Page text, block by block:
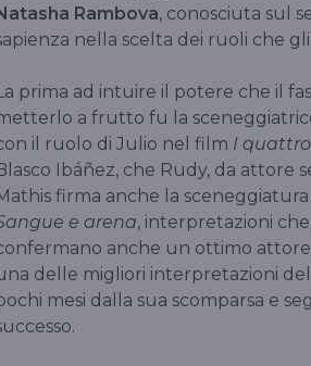
Rambova, conosciuta sul
nella scelta dei ruoli che
prima ad intuire il potere che il
a frutto fu la
il ruolo di Julio nel film I quattro
Ibáñez, che Rudy, da attore
firma anche la
e arena, interpretazioni
anche un ottimo
delle migliori interpretazioni
mesi dalla sua scomparsa e